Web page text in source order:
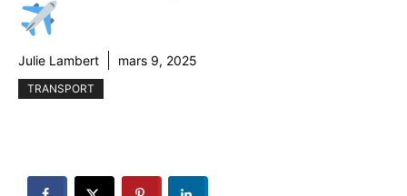
Julie Lambert mars 9, 2025
TRANSPORT